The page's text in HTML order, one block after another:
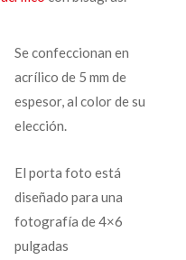
Se confeccionan en
acrílico de 5 mm de
espesor, al color de su
elección.
El porta foto está
diseñado para una
fotografía de 4×6
pulgadas